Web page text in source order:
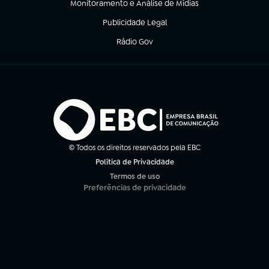
Monitoramento e Análise de Mídias
(abre em nova aba)
Publicidade Legal
(abre em nova aba)
Rádio Gov
(abre em nova aba)
© Todos os direitos reservados pela EBC
Política de Privacidade
Termos de uso
(abre em nova aba)
Preferências de privacidade